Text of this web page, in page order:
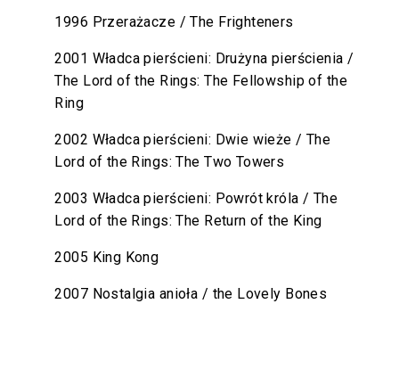
1996 Przerażacze / The Frighteners
2001 Władca pierścieni: Drużyna pierścienia /
The Lord of the Rings: The Fellowship of the
Ring
2002 Władca pierścieni: Dwie wieże / The
Lord of the Rings: The Two Towers
2003 Władca pierścieni: Powrót króla / The
Lord of the Rings: The Return of the King
2005 King Kong
2007 Nostalgia anioła / the Lovely Bones